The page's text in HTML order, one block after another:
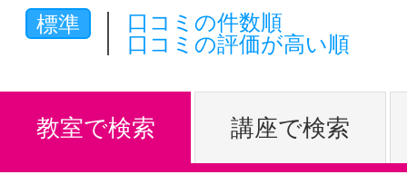
体験レッス
やりたいこ
特集をみる
標準
口コミの件数順
口コミの評価が高い順
教室で検索 講座で検索